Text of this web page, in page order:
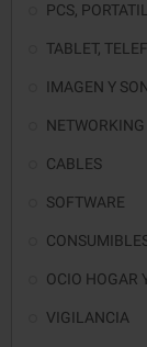
PCS,
TABLET,
IMAGEN Y
NETWORKING
CABLES
SOFTWARE
OCIO HOGAR
VIGILANCIA